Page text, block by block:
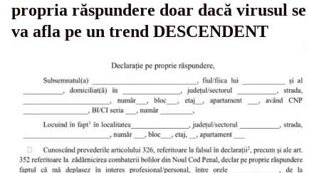
propria răspundere doar dacă virusul se
va afla pe un trend DESCENDENT